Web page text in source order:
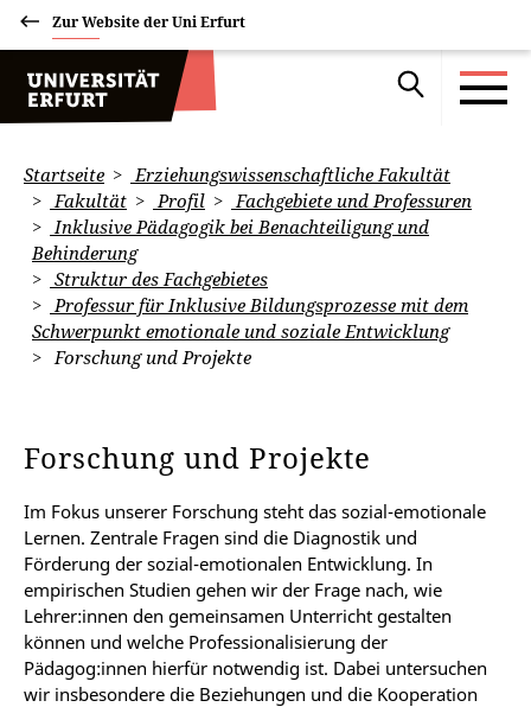
Zur Website der Uni Erfurt
Startseite
Erziehungswissenschaftliche Fakultät
Fakultät
Profil
Fachgebiete und Professuren
Inklusive Pädagogik bei Benachteiligung und
Behinderung
Struktur des Fachgebietes
Professur für Inklusive Bildungsprozesse mit dem
Schwerpunkt emotionale und soziale Entwicklung
Forschung und Projekte
Forschung und Projekte
Im Fokus unserer Forschung steht das sozial-emotionale
Lernen. Zentrale Fragen sind die Diagnostik und
Förderung der sozial-emotionalen Entwicklung. In
empirischen Studien gehen wir der Frage nach, wie
Lehrer:innen den gemeinsamen Unterricht gestalten
können und welche Professionalisierung der
Pädagog:innen hierfür notwendig ist. Dabei untersuchen
wir insbesondere die Beziehungen und die Kooperation